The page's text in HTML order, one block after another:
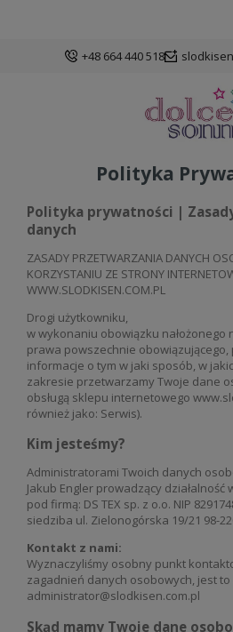
+48 664 440 518
Polityka
Polityka prywatności |
danych
ZASADY PRZETWARZANIA DANYCH
KORZYSTANIU ZE STRONY
WWW.SLODKISEN.COM.PL
Drogi użytkowniku,
w wykonaniu obowiązku nałożonego
prawa powszechnie
informacje o tym w jaki sposób, w
zakresie przetwarzamy Twoje dane
obsługą sklepu internetowego
również jako: Serwis).
Kim jesteśmy?
Administratorami Twoich danych
Jakub Engler prowadzący działalność
pod firmą: DS TEX sp. z o.o. NIP
siedziba ul. Zielonogórska 19/21 98-
Kontakt z nami:
Wyznaczyliśmy osobny punkt
zagadnień danych osobowych, jest
administrator@slodkisen.com.pl
Skąd mamy Twoje dane